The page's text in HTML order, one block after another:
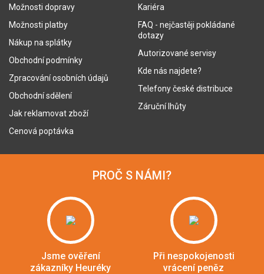
Možnosti dopravy
Možnosti platby
Nákup na splátky
Obchodní podmínky
Zpracování osobních údajů
Obchodní sdělení
Jak reklamovat zboží
Cenová poptávka
Kariéra
FAQ - nejčastěji pokládané
dotazy
Autorizované servisy
Kde nás najdete?
Telefony české distribuce
Záruční lhůty
PROČ S NÁMI?
Jsme ověření
zákazníky Heuréky
Při nespokojenosti
vrácení peněz